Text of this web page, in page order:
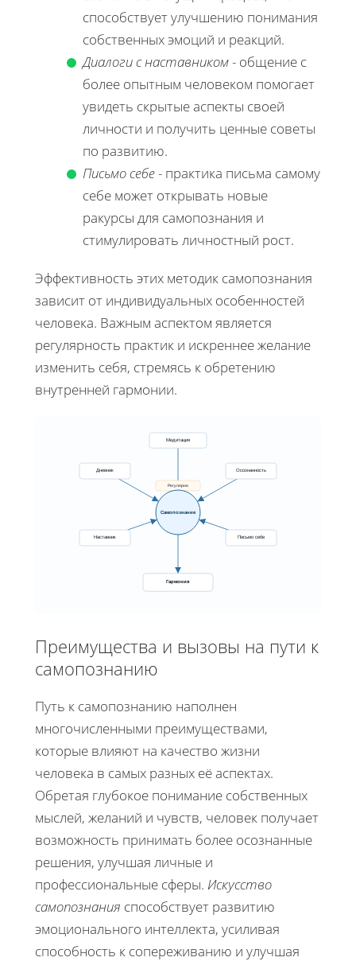
способствует улучшению понимания
собственных эмоций и реакций.
Диалоги с наставником- общение с
более опытным человеком помогает
увидеть скрытые аспекты своей
личности и получить ценные советы
по развитию.
Письмо себе- практика письма самому
себе может открывать новые
ракурсы для самопознания и
стимулировать личностный рост.
Эффективность этих методик самопознания
зависит от индивидуальных особенностей
человека. Важным аспектом является
регулярность практик и искреннее желание
изменить себя, стремясь к обретению
внутренней гармонии.
Медитация
Дневник Осознанность
Наставник Письмо себе
Гармония
Регулярно
Самопознание
Преимущества и вызовы на пути к
самопознанию
Путь к самопознанию наполнен
многочисленными преимуществами,
которые влияют на качество жизни
человека в самых разных её аспектах.
Обретая глубокое понимание собственных
мыслей, желаний и чувств, человек получает
возможность принимать более осознанные
решения, улучшая личные и
профессиональные сферы. Искусство
самопознания способствует развитию
эмоционального интеллекта, усиливая
способность к сопереживанию и улучшая